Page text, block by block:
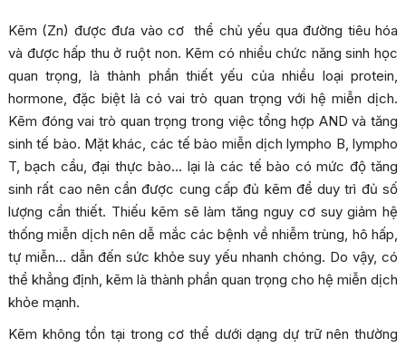
Kẽm (Zn) được đưa vào cơ thể chủ yếu qua đường tiêu hóa
và được hấp thu ở ruột non. Kẽm có nhiều chức năng sinh học
quan trọng, là thành phần thiết yếu của nhiều loại protein,
hormone, đặc biệt là có vai trò quan trọng với hệ miễn dịch.
Kẽm đóng vai trò quan trọng trong việc tổng hợp AND và tăng
sinh tế bào. Mặt khác, các tế bào miễn dịch lympho B, lympho
T, bạch cầu, đại thực bào… lại là các tế bào có mức độ tăng
sinh rất cao nên cần được cung cấp đủ kẽm để duy trì đủ số
lượng cần thiết. Thiếu kẽm sẽ làm tăng nguy cơ suy giảm hệ
thống miễn dịch nên dễ mắc các bệnh về nhiễm trùng, hô hấp,
tự miễn… dẫn đến sức khỏe suy yếu nhanh chóng. Do vậy, có
thể khẳng định, kẽm là thành phần quan trọng cho hệ miễn dịch
khỏe mạnh.
Kẽm không tồn tại trong cơ thể dưới dạng dự trữ nên thường